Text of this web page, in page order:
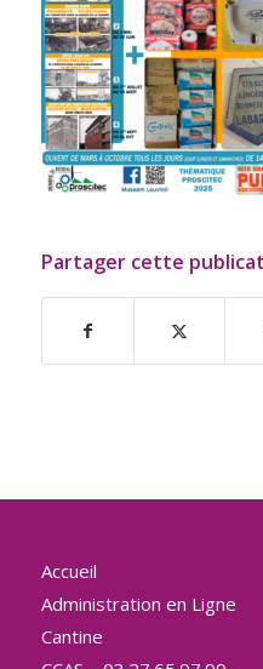
Partager cette
Accueil
Administration en Ligne
Cantine